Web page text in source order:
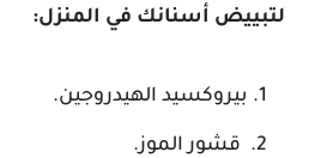
لتبييض أسنانك في المنزل:
بيروكسيد الهيدروجين.
قشور الموز.